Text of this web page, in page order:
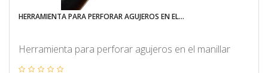
HERRAMIENTA PARA PERFORAR AGUJEROS EN EL...
Herramienta para perforar agujeros en el manillar